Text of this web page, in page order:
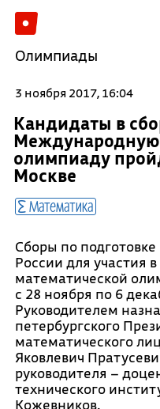
Олимпиады
3 ноября 2017, 16:04
Кандидаты в
Международную
олимпиаду
Москве
Математика
Сборы по
России для участия
математической
с 28 ноября по 6
Руководителем
петербургского
математического
Яковлевич
руководителя –
технического
Кожевников.